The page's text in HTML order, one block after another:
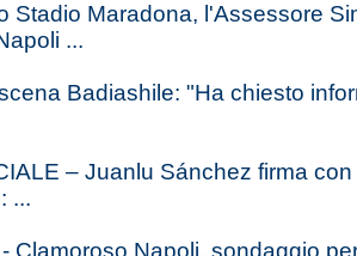
Stadio Maradona, l'Assessore
...
Badiashile: "Ha chiesto
– Juanlu Sánchez firma con
...
Clamoroso Napoli, sondaggio